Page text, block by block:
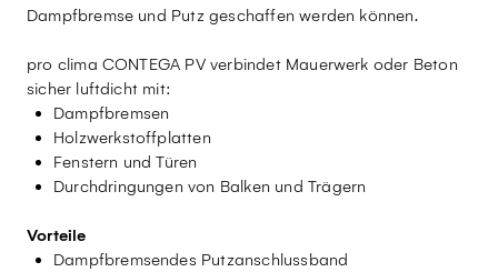
Dampfbremse und Putz geschaffen werden können.
pro clima CONTEGA PV verbindet Mauerwerk oder Beton
sicher luftdicht mit:
Dampfbremsen
Holzwerkstoffplatten
Fenstern und Türen
Durchdringungen von Balken und Trägern
Vorteile
Dampfbremsendes Putzanschlussband